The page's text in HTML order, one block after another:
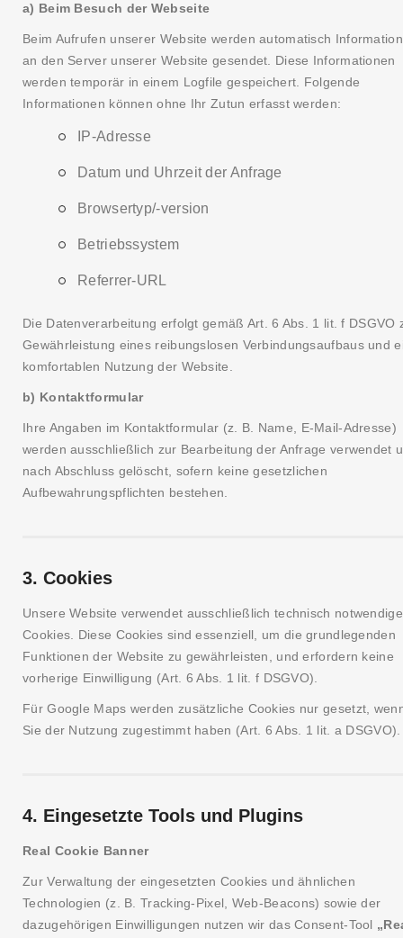
a) Beim Besuch der Webseite
Beim Aufrufen unserer Website werden automatisch
an den Server unserer Website gesendet. Diese Informationen
werden temporär in einem Logfile gespeichert. Folgende
Informationen können ohne Ihr Zutun erfasst werden:
IP-Adresse
Datum und Uhrzeit der Anfrage
Browsertyp/-version
Betriebssystem
Referrer-URL
Die Datenverarbeitung erfolgt gemäß Art. 6 Abs. 1 lit. f DSGVO
Gewährleistung eines reibungslosen Verbindungsaufbaus und
komfortablen Nutzung der Website.
b) Kontaktformular
Ihre Angaben im Kontaktformular (z. B. Name, E-Mail-Adresse)
werden ausschließlich zur Bearbeitung der Anfrage verwendet
nach Abschluss gelöscht, sofern keine gesetzlichen
Aufbewahrungspflichten bestehen.
3. Cookies
Unsere Website verwendet ausschließlich technisch notwendige
Cookies. Diese Cookies sind essenziell, um die grundlegenden
Funktionen der Website zu gewährleisten, und erfordern keine
vorherige Einwilligung (Art. 6 Abs. 1 lit. f DSGVO).
Für Google Maps werden zusätzliche Cookies nur gesetzt,
Sie der Nutzung zugestimmt haben (Art. 6 Abs. 1 lit. a DSGVO).
4. Eingesetzte Tools und Plugins
Real Cookie Banner
Zur Verwaltung der eingesetzten Cookies und ähnlichen
Technologien (z. B. Tracking-Pixel, Web-Beacons) sowie der
dazugehörigen Einwilligungen nutzen wir das Consent-Tool